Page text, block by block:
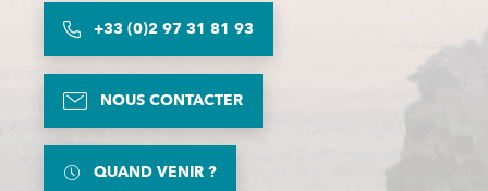
+33 (0)2 97 31 81 93
NOUS CONTACTER
QUAND VENIR ?